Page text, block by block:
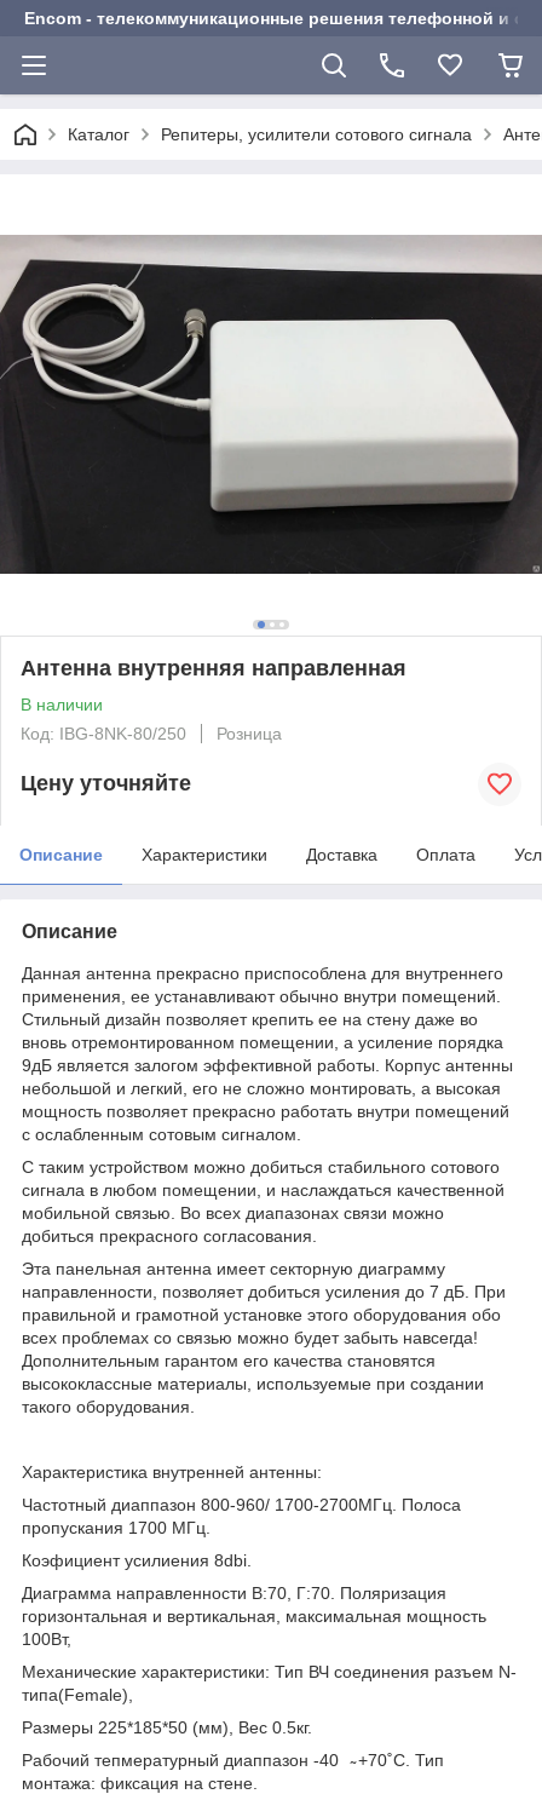
Encom - телекоммуникационные решения телефонной и
Каталог Репитеры, усилители сотового сигнала
Антенна внутренняя направленная
В наличии
Код: IBG-8NK-80/250
Розница
Цену уточняйте
Описание Характеристики Доставка Оплата
Описание
Данная антенна прекрасно приспособлена для внутреннего
применения, ее устанавливают обычно внутри помещений.
Стильный дизайн позволяет крепить ее на стену даже во
вновь отремонтированном помещении, а усиление порядка
9дБ является залогом эффективной работы. Корпус антенны
небольшой и легкий, его не сложно монтировать, а высокая
мощность позволяет прекрасно работать внутри помещений
с ослабленным сотовым сигналом.
С таким устройством можно добиться стабильного сотового
сигнала в любом помещении, и наслаждаться качественной
мобильной связью. Во всех диапазонах связи можно
добиться прекрасного согласования.
Эта панельная антенна имеет секторную диаграмму
направленности, позволяет добиться усиления до 7 дБ. При
правильной и грамотной установке этого оборудования обо
всех проблемах со связью можно будет забыть навсегда!
Дополнительным гарантом его качества становятся
высококлассные материалы, используемые при создании
такого оборудования.
Характеристика внутренней антенны:
Частотный диаппазон 800-960/ 1700-2700МГц. Полоса
пропускания 1700 МГц.
Коэфициент усилиения 8dbi.
Диаграмма направленности В:70, Г:70. Поляризация
горизонтальная и вертикальная, максимальная мощность
100Вт,
Механические характеристики: Тип ВЧ соединения разъем N-
типа(Female),
Размеры 225*185*50 (мм), Вес 0.5кг.
Рабочий тепмературный диаппазон -40 ̴ +70˚С. Тип
монтажа: фиксация на стене.